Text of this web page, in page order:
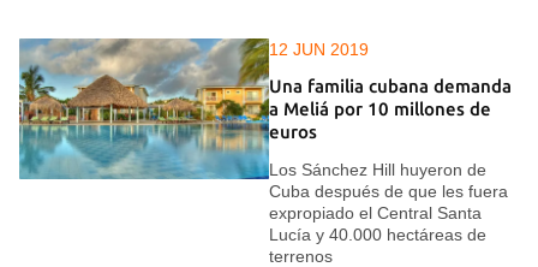
12 JUN 2019
Una familia cubana demanda
a Meliá por 10 millones de
euros
Los Sánchez Hill huyeron de
Cuba después de que les fuera
expropiado el Central Santa
Lucía y 40.000 hectáreas de
terrenos